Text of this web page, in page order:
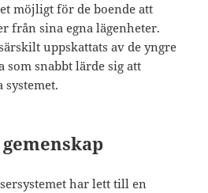
möjligt för de boende att
från sina egna lägenheter.
uppskattats av de yngre
snabbt lärde sig att
har lett till en